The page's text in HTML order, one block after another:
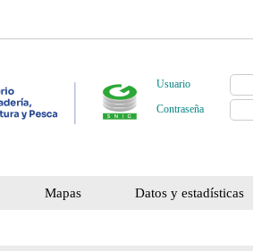
Usuario
Contraseña
Mapas Datos y estadísticas